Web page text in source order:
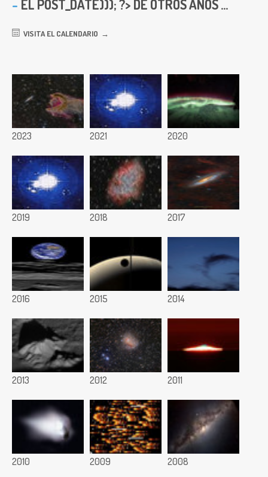
EL POST_DATE))); ?> DE OTROS AÑOS ...
VISITA EL CALENDARIO
2023 2021 2020
2019 2018 2017
2016 2015 2014
2013 2012 2011
2010 2009 2008